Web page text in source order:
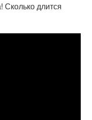
Сколько длится